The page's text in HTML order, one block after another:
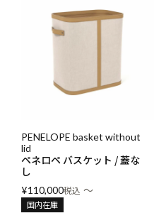
PENELOPE basket without
lid
ペネロペ バスケット / 蓋な
し
¥110,000税込 〜
国内在庫